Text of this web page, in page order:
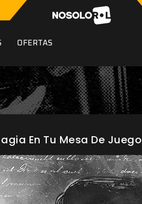
OFERTAS
En Tu Mesa De Juego